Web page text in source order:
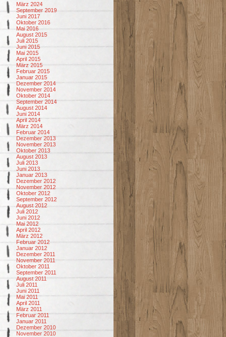
März 2024
September 2019
Juni 2017
Oktober 2016
Mai 2016
August 2015
Juli 2015
Juni 2015
Mai 2015
April 2015
März 2015
Februar 2015
Januar 2015
Dezember 2014
November 2014
Oktober 2014
September 2014
August 2014
Juni 2014
April 2014
März 2014
Februar 2014
Dezember 2013
November 2013
Oktober 2013
August 2013
Juli 2013
Juni 2013
Januar 2013
Dezember 2012
November 2012
Oktober 2012
September 2012
August 2012
Juli 2012
Juni 2012
Mai 2012
April 2012
März 2012
Februar 2012
Januar 2012
Dezember 2011
November 2011
Oktober 2011
September 2011
August 2011
Juli 2011
Juni 2011
Mai 2011
April 2011
März 2011
Februar 2011
Januar 2011
Dezember 2010
November 2010